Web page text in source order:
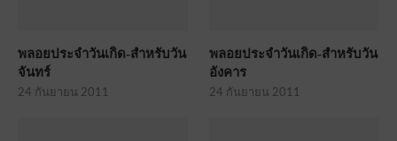
พลอยประจำวันเกิด-สำหรับวัน
จันทร์
24 กันยายน 2011
พลอยประจำวันเกิด-สำหรับวัน
อังคาร
24 กันยายน 2011